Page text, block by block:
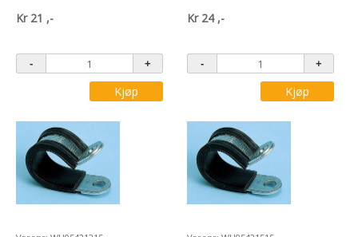
Kr 21 ,-
Kjøp
Kr 24 ,-
Kjøp